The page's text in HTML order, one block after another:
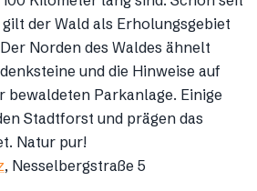
der Wald als Erholungsgebiet
Norden des Waldes ähnelt
und die Hinweise auf
bewaldeten Parkanlage. Einige
Stadtforst und prägen das
Natur pur!
, Nesselbergstraße 5